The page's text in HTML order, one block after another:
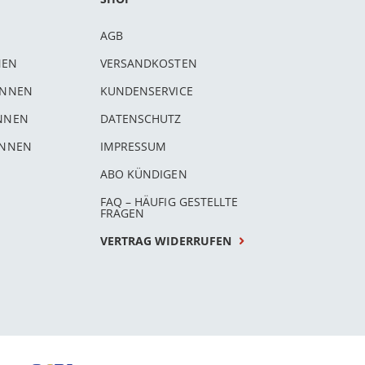
AGB
VERSANDKOSTEN
KUNDENSERVICE
DATENSCHUTZ
IMPRESSUM
ABO KÜNDIGEN
FAQ – HÄUFIG GESTELLTE
FRAGEN
VERTRAG WIDERRUFEN